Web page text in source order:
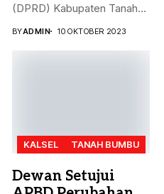
(DPRD) Kabupaten Tanah
BYADMIN 10 OKTOBER 2023
KALSEL TANAH BUMBU
Dewan Setujui